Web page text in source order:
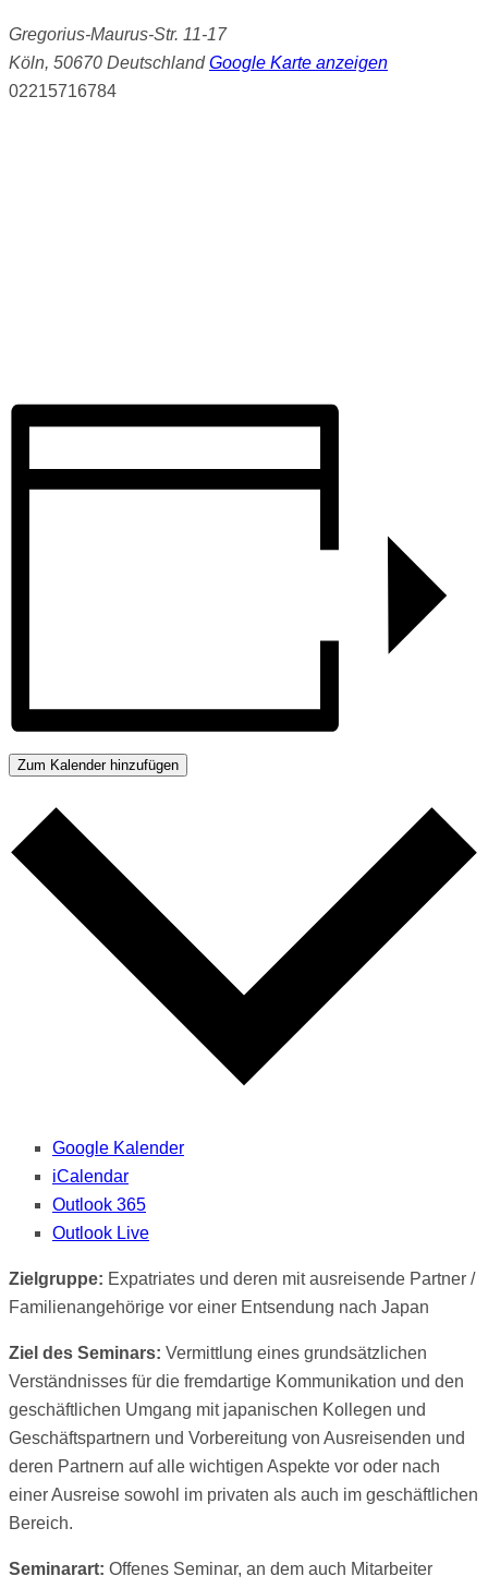
Gregorius-Maurus-Str. 11-17
Köln, 50670 Deutschland Google Karte anzeigen
02215716784
Zum Kalender hinzufügen
Google Kalender
iCalendar
Outlook 365
Outlook Live
Zielgruppe: Expatriates und deren mit ausreisende Partner /
Familienangehörige vor einer Entsendung nach Japan
Ziel des Seminars: Vermittlung eines grundsätzlichen
Verständnisses für die fremdartige Kommunikation und den
geschäftlichen Umgang mit japanischen Kollegen und
Geschäftspartnern und Vorbereitung von Ausreisenden und
deren Partnern auf alle wichtigen Aspekte vor oder nach
einer Ausreise sowohl im privaten als auch im geschäftlichen
Bereich.
Seminarart: Offenes Seminar, an dem auch Mitarbeiter